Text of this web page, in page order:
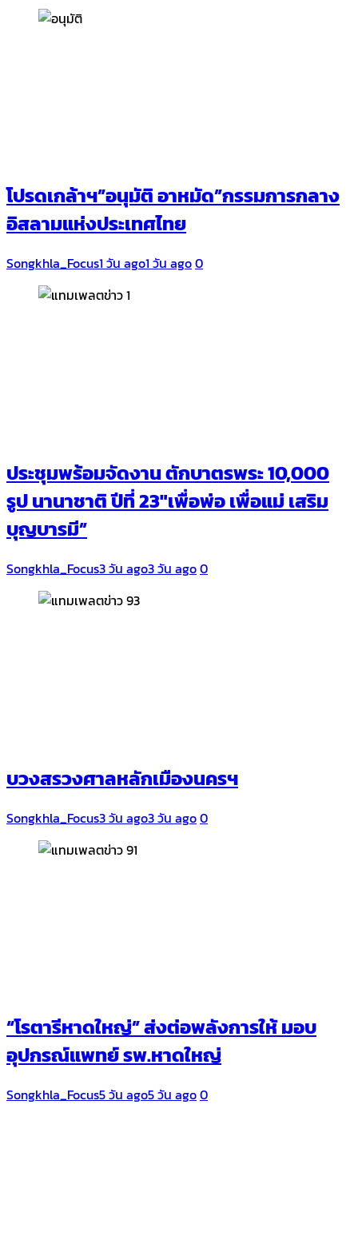
โปรดเกล้าฯ”อนุมัติ อาหมัด”กรรมการกลาง
อิสลามแห่งประเทศไทย
Songkhla_Focus1 วัน ago1 วัน ago0
ประชุมพร้อมจัดงาน ตักบาตรพระ 10,000
รูป นานาชาติ ปีที่ 23″เพื่อพ่อ เพื่อแม่ เสริม
บุญบารมี”
Songkhla_Focus3 วัน ago3 วัน ago0
บวงสรวงศาลหลักเมืองนครฯ
Songkhla_Focus3 วัน ago3 วัน ago0
“โรตารีหาดใหญ่” ส่งต่อพลังการให้ มอบ
อุปกรณ์แพทย์ รพ.หาดใหญ่
Songkhla_Focus5 วัน ago5 วัน ago0